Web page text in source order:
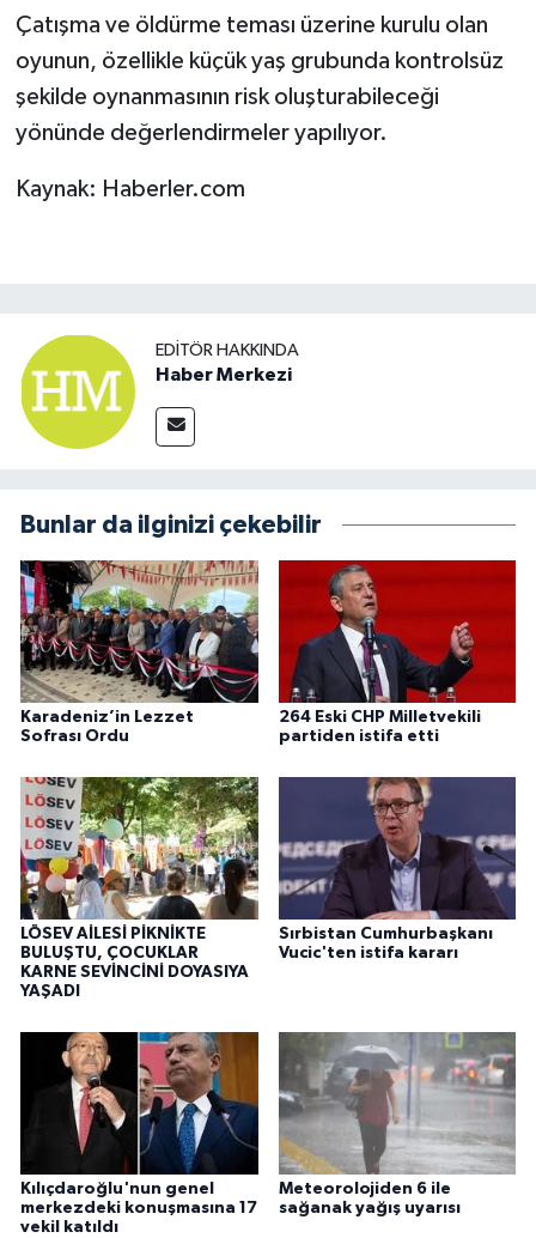
Çatışma ve öldürme teması üzerine kurulu olan
oyunun, özellikle küçük yaş grubunda kontrolsüz
şekilde oynanmasının risk oluşturabileceği
yönünde değerlendirmeler yapılıyor.
Kaynak: Haberler.com
EDITÖR HAKKINDA
Haber Merkezi
Bunlar da ilginizi çekebilir
Karadeniz’in Lezzet
Sofrası Ordu
264 Eski CHP Milletvekili
partiden istifa etti
LÖSEV AİLESİ PİKNİKTE
BULUŞTU, ÇOCUKLAR
KARNE SEVİNCİNİ DOYASIYA
YAŞADI
Sırbistan Cumhurbaşkanı
Vucic'ten istifa kararı
Kılıçdaroğlu'nun genel
merkezdeki konuşmasına 17
vekil katıldı
Meteorolojiden 6 ile
sağanak yağış uyarısı